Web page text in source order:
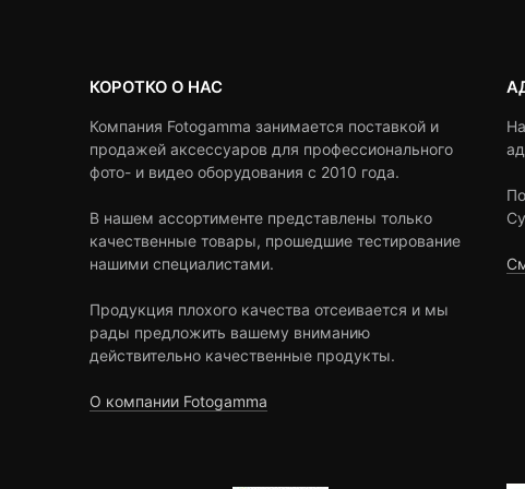
КОРОТКО О НАС
Компания Fotogamma занимается поставкой и
продажей аксессуаров для профессионального
фото- и видео оборудования с 2010 года.
В нашем ассортименте представлены только
качественные товары, прошедшие тестирование
нашими специалистами.
Продукция плохого качества отсеивается и мы
рады предложить вашему вниманию
действительно качественные продукты.
О компании Fotogamma